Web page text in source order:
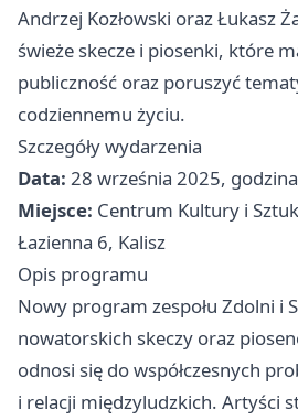
Andrzej Kozłowski oraz Łukasz
świeże skecze i piosenki, które
publiczność oraz poruszyć
codziennemu życiu.
Szczegóły wydarzenia
Data: 28 września 2025,
Miejsce: Centrum Kultury i
Łazienna 6, Kalisz
Opis programu
Nowy program zespołu Zdolni i
nowatorskich skeczy oraz
odnosi się do współczesnych
i relacji międzyludzkich. Artyści